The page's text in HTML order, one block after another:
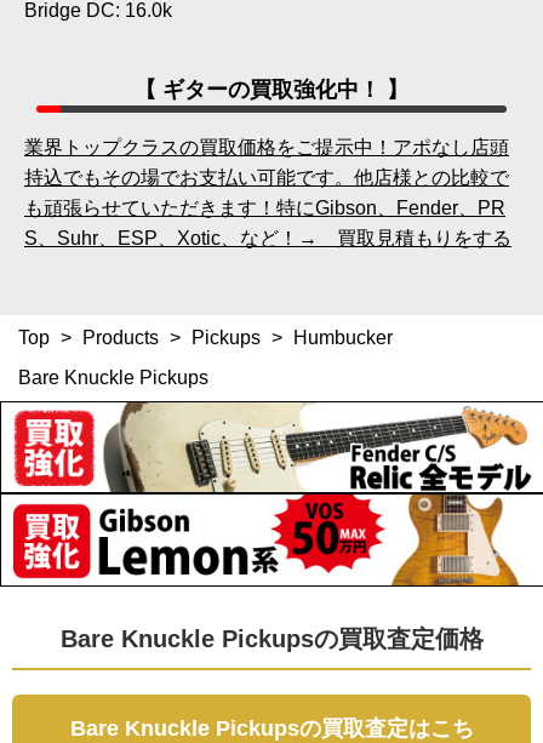
Bridge DC: 16.0k
【 ギターの買取強化中！ 】
業界トップクラスの買取価格をご提示中！アポなし店頭
持込でもその場でお支払い可能です。他店様との比較で
も頑張らせていただきます！特にGibson、Fender、PR
S、Suhr、ESP、Xotic、など！→ 買取見積もりをする
Top > Products > Pickups >
Humbucker
Bare Knuckle Pickups
Bare Knuckle Pickupsの買取査定価格
Bare Knuckle Pickupsの買取査定はこち